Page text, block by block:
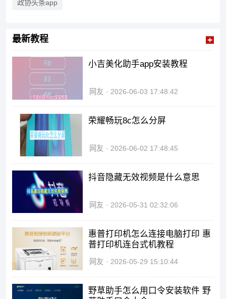
政协头条app
最新教程
小吉美化助手app安装教程
网友 2026-06-03 17:48:42
荣耀畅玩8c怎么分屏
网友 2026-06-02 17:48:45
抖音隐藏无效视频是什么意思
网友 2026-05-31 02:32:06
惠普打印机怎么连接电脑打印 惠
普打印机连台式机教程
网友 2026-05-29 15:10:44
野草助手怎么用口令安装软件 野